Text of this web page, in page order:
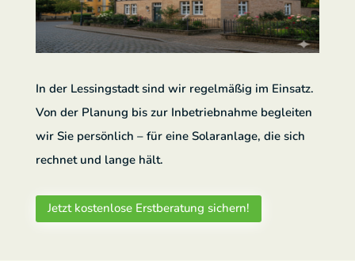
In der Lessingstadt sind wir regelmäßig im Einsatz.
Von der Planung bis zur Inbetriebnahme begleiten
wir Sie persönlich – für eine Solaranlage, die sich
rechnet und lange hält.
Jetzt kostenlose Erstberatung sichern!